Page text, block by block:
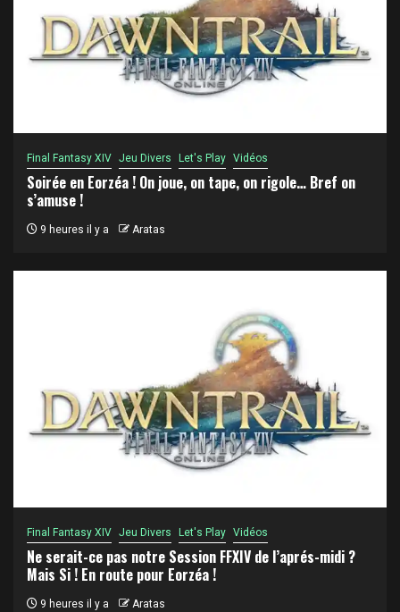
Final Fantasy XIV Jeu Divers Let's Play Vidéos
Soirée en Eorzéa ! On joue, on tape, on rigole… Bref on
s’amuse !
9 heures il y a Aratas
Final Fantasy XIV Jeu Divers Let's Play Vidéos
Ne serait-ce pas notre Session FFXIV de l’aprés-midi ?
Mais Si ! En route pour Eorzéa !
9 heures il y a Aratas